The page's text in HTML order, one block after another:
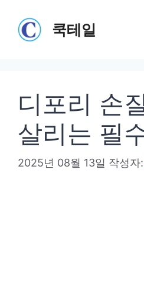
쿡테일
디포리 손
살리는 필
2025년 08월 13일 작성자: